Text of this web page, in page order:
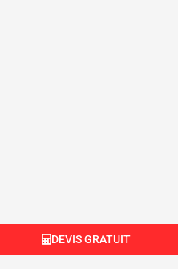
DEVIS GRATUIT